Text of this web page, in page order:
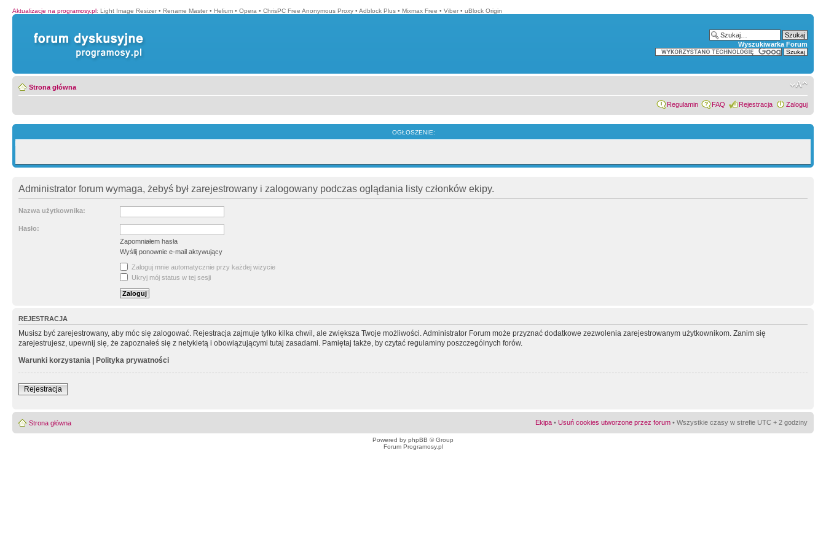
Aktualizacje na programosy.pl: Light Image Resizer • Rename Master • Helium • Opera • ChrisPC Free Anonymous Proxy • Adblock Plus • Mixmax Free • Viber • uBlock Origin
Wyszukiwarka Forum
Strona główna
Regulamin FAQ Rejestracja Zaloguj
OGŁOSZENIE:
Administrator forum wymaga, żebyś był zarejestrowany i zalogowany podczas oglądania listy członków ekipy.
Nazwa użytkownika:
Hasło:
Zapomniałem hasła
Wyślij ponownie e-mail aktywujący
Zaloguj mnie automatycznie przy każdej wizycie
Ukryj mój status w tej sesji
REJESTRACJA
Musisz być zarejestrowany, aby móc się zalogować. Rejestracja zajmuje tylko kilka chwil, ale zwiększa Twoje możliwości. Administrator Forum może przyznać dodatkowe zezwolenia zarejestrowanym użytkownikom. Zanim się
zarejestrujesz, upewnij się, że zapoznałeś się z netykietą i obowiązującymi tutaj zasadami. Pamiętaj także, by czytać regulaminy poszczególnych forów.
Warunki korzystania | Polityka prywatności
Rejestracja
Strona główna Ekipa • Usuń cookies utworzone przez forum • Wszystkie czasy w strefie UTC + 2 godziny
Powered by phpBB © Group
Forum Programosy.pl